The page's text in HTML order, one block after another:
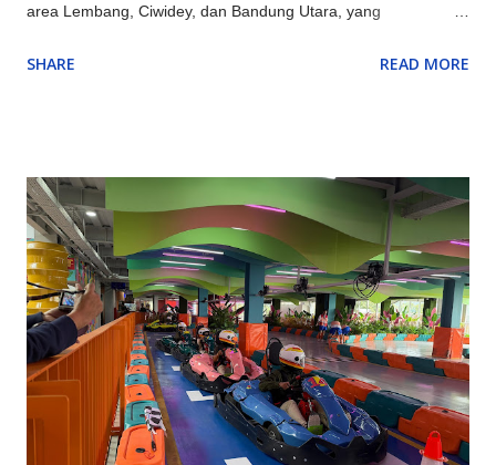
area Lembang, Ciwidey, dan Bandung Utara, yang
Tangkuban Parahu, Kawah Putih), rekreasi keluarga
Gedung Sate), menjadikannya destinasi multifungsi untuk
berbagai kalangan. Kawasan Utama dan Keunggulannya:
Lembang (Bandung Barat): Pusat wisata alam dan keluarga,
ada kebun teh, Tangkuban Parahu, Floating Market, The Great
Asia Africa, Lembang Park & Zoo, Dago Dream Park. Ciwidey
(Bandung Selatan): Terkenal dengan Kawah Putih, Ranca
Upas (rusa, camping), dan Glamping Lakeside dengan
suasana danau yang indah. Pangalengan: Untuk petualangan
seperti rafting di Sungai Palayangan dan off-road adventure
SHARE READ MORE